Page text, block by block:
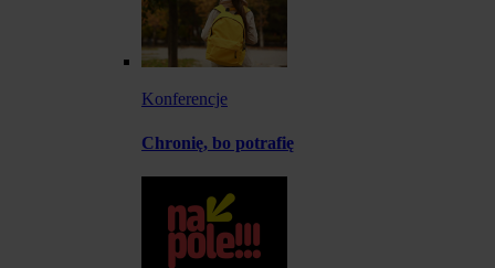
Konferencje
Chronię, bo potrafię